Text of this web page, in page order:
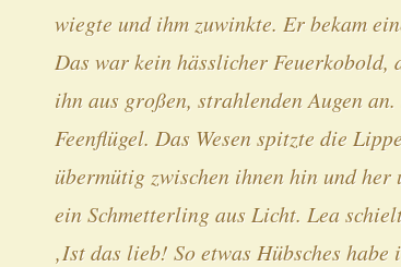
wiegte und ihm zuwinkte. Er bekam
Das war kein hässlicher Feuerkobold,
ihn aus großen, strahlenden Augen
Feenflügel. Das Wesen spitzte die
übermütig zwischen ihnen hin und her
ein Schmetterling aus Licht. Lea
‚Ist das lieb! So etwas Hübsches